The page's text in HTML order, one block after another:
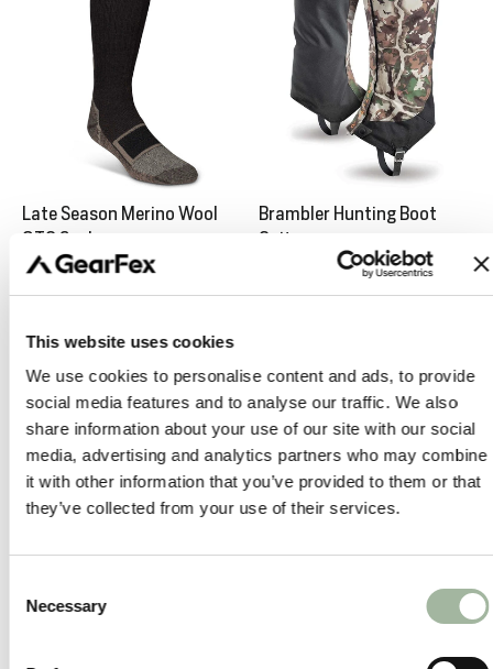
This website uses cookies
We use cookies to personalise content and ads, to provide
social media features and to analyse our traffic. We also
share information about your use of our site with our social
media, advertising and analytics partners who may combine
it with other information that you’ve provided to them or that
they’ve collected from your use of their services.
Selection
Necessary
Late Season Merino Wool
OTC Sock
€42,00
Brambler Hunting Boot
Gaiters
CRISPI Futura ET Gaiters